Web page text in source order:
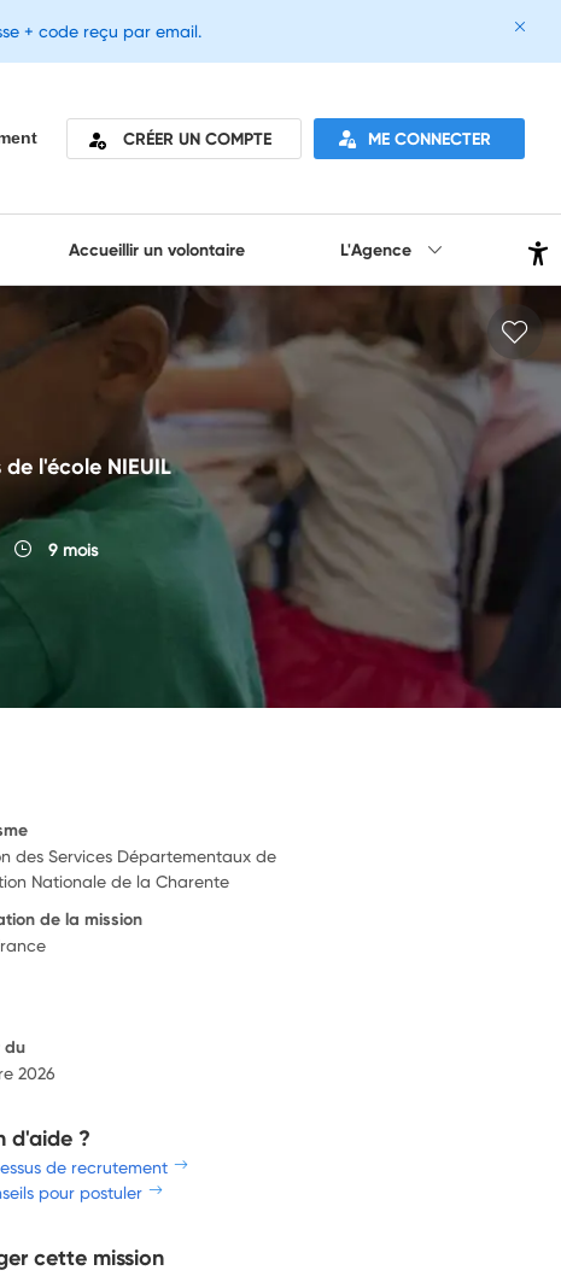
CRÉER UN COMPTE ME CONNECTER
Accueillir un volontaire L'Agence
l'école NIEUIL
9 mois
des Services Départementaux de
Nationale de la Charente
de la mission
du
2026
d'aide ?
de recrutement
pour postuler
cette mission
+ code reçu par email.